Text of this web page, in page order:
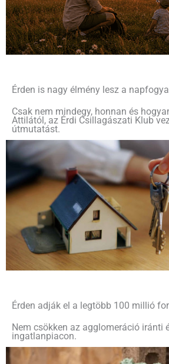
Érden is nagy élmény lesz a
Csak nem mindegy, honnan és
Attilától, az Érdi Csillagászati Klub
útmutatást.
Érden adják el a legtöbb 100 millió
Nem csökken az agglomeráció iránti
ingatlanpiacon.